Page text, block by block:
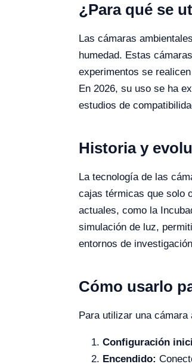
¿Para qué se
Las cámaras
humedad. Estas
experimentos se
En 2026, su uso se ha
estudios de
Historia y
La tecnología de las
cajas térmicas que solo
actuales, como la
simulación de luz,
entornos de
Cómo usarlo
Para utilizar una
Configuración
Encendido: